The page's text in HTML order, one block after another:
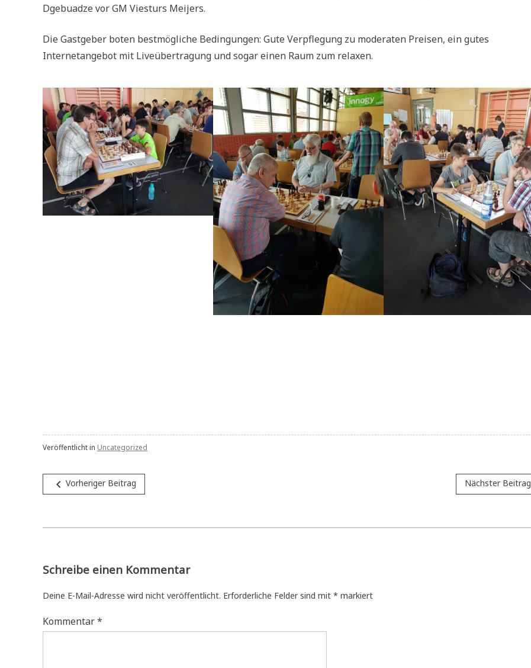
Dgebuadze vor GM Viesturs Meijers.
Die Gastgeber boten bestmögliche Bedingungen: Gute Verpflegung zu moderaten Preisen, ein gutes
Internetangebot mit Liveübertragung und sogar einen Raum zum relaxen.
Veröffentlicht in Uncategorized
Beitragsnavigation
navigate_before Vorheriger Beitrag Nächster Beitrag
Schreibe einen Kommentar
Deine E-Mail-Adresse wird nicht veröffentlicht. Erforderliche Felder sind mit * markiert
Kommentar*